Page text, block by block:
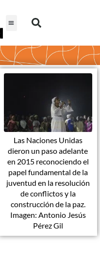
Las Naciones Unidas
dieron un paso adelante
en 2015 reconociendo el
papel fundamental de la
juventud en la resolución
de conflictos y la
construcción de la paz.
Imagen: Antonio Jesús
Pérez Gil